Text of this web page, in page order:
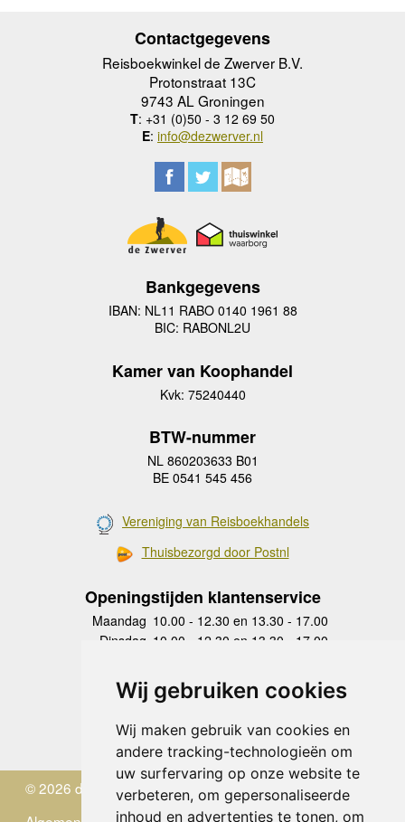
Wij gebruiken cookies
Wij maken gebruik van cookies en
andere tracking-technologieën om
uw surfervaring op onze website te
verbeteren, om gepersonaliseerde
inhoud en advertenties te tonen, om
Contactgegevens
Reisboekwinkel de Zwerver B.V.
Protonstraat 13C
9743 AL Groningen
T: +31 (0)50 - 3 12 69 50
E: info@dezwerver.nl
Bankgegevens
IBAN: NL11 RABO 0140 1961 88
BIC: RABONL2U
Kamer van Koophandel
Kvk: 75240440
BTW-nummer
NL 860203633 B01
BE 0541 545 456
Vereniging van Reisboekhandels
Thuisbezorgd door Postnl
Openingstijden klantenservice
Maandag 10.00 - 12.30 en 13.30 - 17.00
Dinsdag 10.00 - 12.30 en 13.30 - 17.00
Donderdag
10.00 - 12.30 en 13.30 - 17.00
Vrijdag 10.00 - 12.30 en 13.30 - 17.00
Zaterdag
gesloten
Zondag gesloten
© 2026 de Zwerver